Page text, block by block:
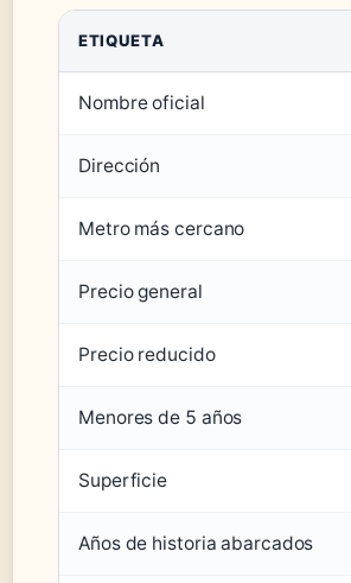
ETIQUETA
Nombre oficial
Dirección
Metro más cercano
Precio general
Precio reducido
Menores de 5 años
Superficie
Años de historia abarcados